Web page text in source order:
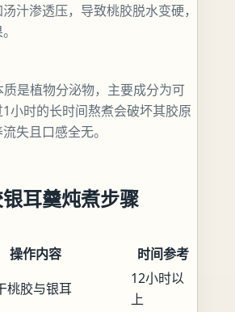
汁渗透压，导致桃胶脱水变硬，
质是植物分泌物，主要成分为可
小时的长时间熬煮会破坏其胶原
失且口感全无。
耳羹炖煮步骤
操作内容
时间参考
桃胶与银耳
12小时以
上